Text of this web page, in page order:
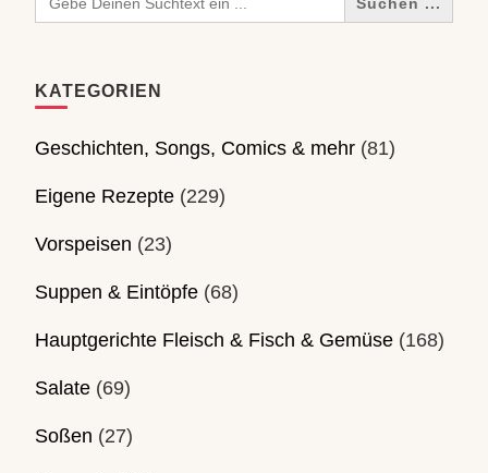
for:
KATEGORIEN
Geschichten, Songs, Comics & mehr (81)
Eigene Rezepte (229)
Vorspeisen (23)
Suppen & Eintöpfe (68)
Hauptgerichte Fleisch & Fisch & Gemüse (168)
Salate (69)
Soßen (27)